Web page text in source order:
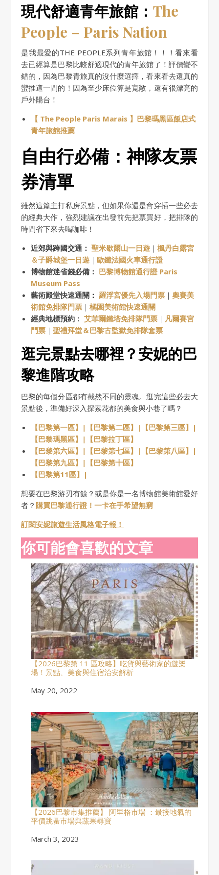
現代舒適青年旅館： The
People – Paris Nation
是我最愛的THE PEOPLE系列青年旅館！！！看來看
去已經算是巴黎比較舒適現代的青年旅館了！評價蠻不
錯的，因為巴黎青旅真的沒什麼選擇，看來看去還真的
蠻推這一間的！因為至少床位算是寬敞，還有很漂亮的
戶外陽台！
【 The People Paris Marais 】巴黎瑪黑區飯店式
青年旅館推薦
自由行必備：神隊友票
券清單
雖然這篇主打私房景點，但如果你還是會穿插一些必去
的經典大作，強烈建議在出發前先把票買好，把排隊的
時間省下來去喝咖啡！
近郊與跨國交通： 聖米歇爾山一日遊 ｜ 楓丹白露宮
＆子爵城堡一日遊 ｜ 歐鐵法國火車通行證
博物館迷省錢必備： 巴黎博物館通行證 Paris
Museum Pass
藝術殿堂快速通關： 羅浮宮優先入場門票 ｜ 奧賽美
術館免排隊門票 ｜ 橘園美術館快速通關
經典地標預約： 艾菲爾鐵塔免排隊門票 ｜ 凡爾賽宮
門票 ｜ 聖禮拜堂＆巴黎古監獄免排隊套票
逛完景點去哪裡？安妮的巴
黎進階攻略
巴黎的每個分區都有截然不同的靈魂。逛完這些必去大
景點後，準備好深入探索花都的美食與小巷了嗎？
【巴黎第一區】| 【巴黎第二區】| 【巴黎第三區】|
【巴黎瑪黑區】| 【巴黎拉丁區】
【巴黎第六區】| 【巴黎第七區】| 【巴黎第八區】|
【巴黎第九區】| 【巴黎第十區】
【巴黎第11區】|
想要在巴黎游刃有餘？或是你是一名博物館美術館愛好
者？ 購買巴黎通行證！一卡在手希望無窮
訂閱安妮旅遊生活風格電子報！
你可能會喜歡的文章
【2026巴黎第 11 區攻略】吃貨與藝術家的遊樂
場！景點、美食與住宿治安解析
Date
May 20, 2022
【2026巴黎市集推薦】 阿里格市場 ：最接地氣的
平價跳蚤市場與蔬果尋寶
Date
March 3, 2023